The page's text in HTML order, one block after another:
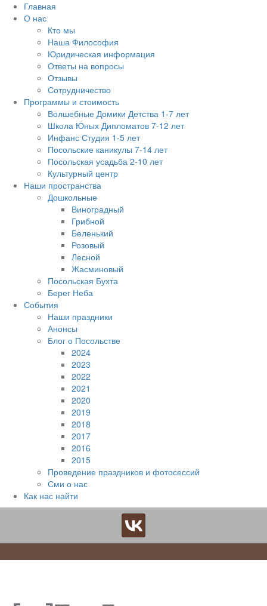
Главная
О нас
Кто мы
Наша Философия
Юридическая информация
Ответы на вопросы
Отзывы
Сотрудничество
Программы и стоимость
Волшебные Домики Детства 1-7 лет
Школа Юных Дипломатов 7-12 лет
Инфанс Студия 1-5 лет
Посольские каникулы 7-14 лет
Посольская усадьба 2-10 лет
Культурный центр
Наши пространства
Дошкольные
Виноградный
Грибной
Беленький
Розовый
Лесной
Жасминовый
Посольская Бухта
Берег Неба
События
Наши праздники
Анонсы
Блог о Посольстве
2024
2023
2022
2021
2020
2019
2018
2017
2016
2015
Проведение праздников и фотосессий
Сми о нас
Как нас найти